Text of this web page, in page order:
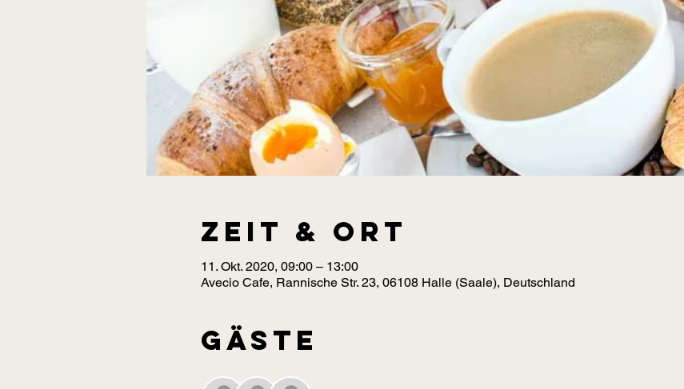
Zeit & Ort
11. Okt. 2020, 09:00 – 13:00
Avecio Cafe, Rannische Str. 23, 06108 Halle (Saale), Deutschland
Gäste